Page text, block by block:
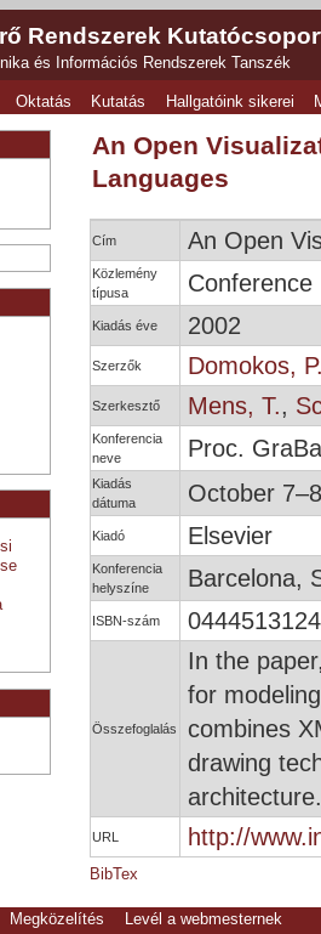
Rendszerek
és Információs Rendszerek Tanszék
Oktatás Kutatás Hallgatóink sikerei
An Open
Languages
Cím An Open
Közlemény
típusa
Conference
Kiadás éve 2002
Szerzők Domokos,
Szerkesztő Mens, T.,
Konferencia
neve
Proc.
Kiadás
dátuma
October 7–8
Kiadó Elsevier
Konferencia
helyszíne
Barcelona,
ISBN-szám 0444513124
Összefoglalás
In the
for
combines
drawing
architecture.
URL http://
BibTex
Megközelítés Levél a webmesternek